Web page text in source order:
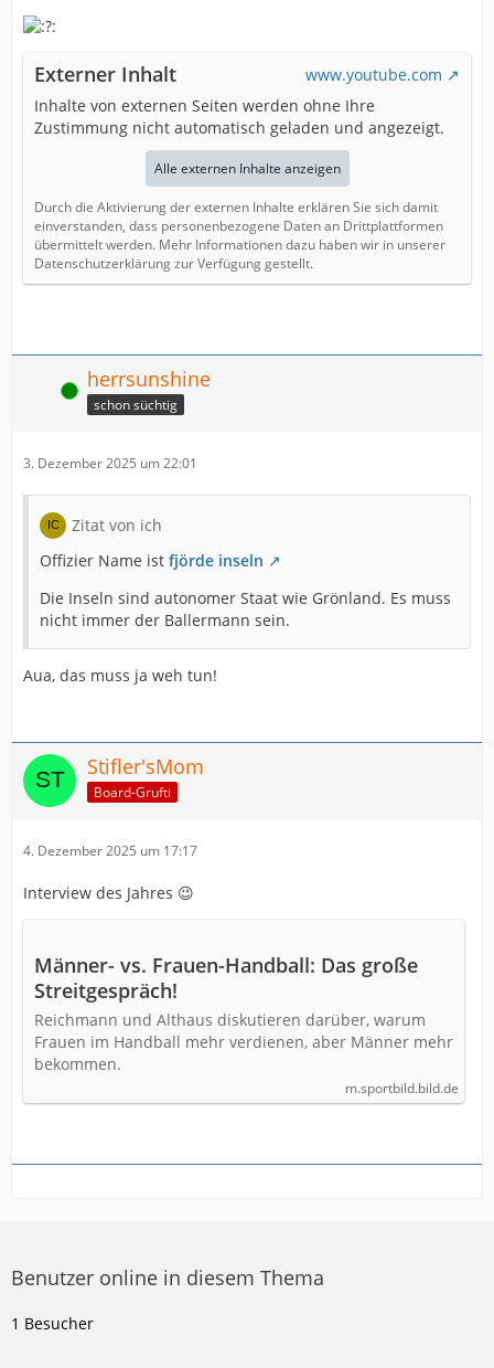
Externer Inhalt
www.youtube.com
Inhalte von externen Seiten werden ohne Ihre
Zustimmung nicht automatisch geladen und angezeigt.
Alle externen Inhalte anzeigen
Durch die Aktivierung der externen Inhalte erklären Sie sich damit
einverstanden, dass personenbezogene Daten an Drittplattformen
übermittelt werden. Mehr Informationen dazu haben wir in unserer
Datenschutzerklärung zur Verfügung gestellt.
Online herrsunshine
schon süchtig
3. Dezember 2025 um 22:01
Zitat von ich
Offizier Name ist fjörde inseln
Die Inseln sind autonomer Staat wie Grönland. Es muss
nicht immer der Ballermann sein.
Aua, das muss ja weh tun!
Stifler'sMom
Board-Grufti
4. Dezember 2025 um 17:17
Interview des Jahres 😉
Männer- vs. Frauen-Handball: Das große
Streitgespräch!
Reichmann und Althaus diskutieren darüber, warum
Frauen im Handball mehr verdienen, aber Männer mehr
bekommen.
m.sportbild.bild.de
Benutzer online in diesem Thema
1 Besucher